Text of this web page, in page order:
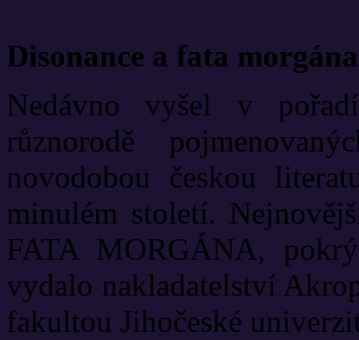
Disonance a fata morgána
Nedávno vyšel v
různorodě
novodobou českou
minulém století.
FATA MORGÁNA,
vydalo nakladatelství
fakultou Jihočeské